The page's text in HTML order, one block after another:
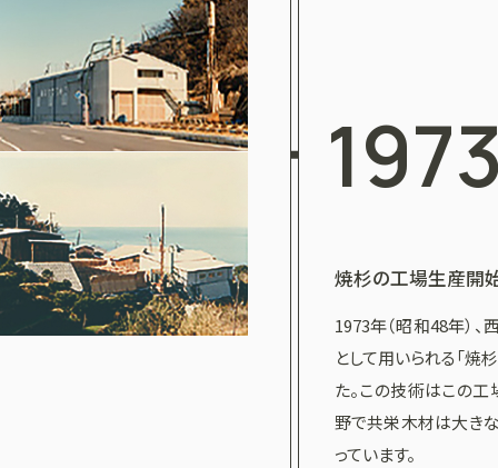
焼杉の工場生産開
1973年（昭和48年）
として用いられる「
た。この技術はこの工
野で共栄木材は大き
っています。